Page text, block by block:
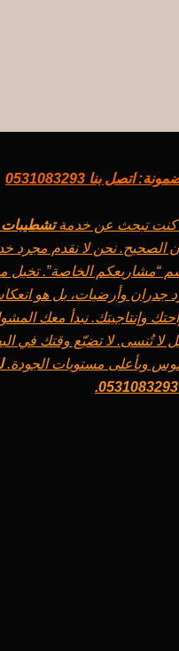
بنا 0531083293
كنت تبحث عن خدمةتشطيبات
الصحيح. نحن لا نقدم مجرد
“مشاريعكم الخاصة”. تخيل
جدران وأرضيات، بل هو
وإنتاجيتك. نبدأ معك
لا تُنسى. لا تضيّع وقتك في
وبأعلى مستويات الجودة.